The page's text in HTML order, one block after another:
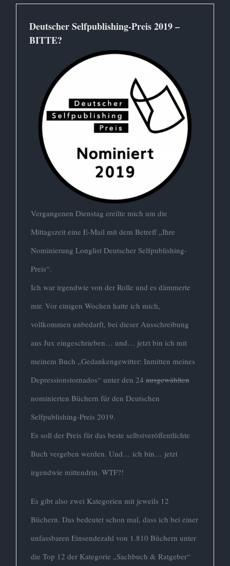
Deutscher Selfpublishing-Preis 2019 –
BITTE?
Vergangenen Dienstag ereilte mich um die
Mittagszeit eine E-Mail mit dem Betreff „Ihre
Nominierung Longlist Deutscher Selfpublishing-
Preis“.
Ich war irgendwie von der Rolle und es dämmerte
mir. Vor einigen Wochen hatte ich mich,
vollkommen unbedarft, bei dieser Ausschreibung
aus Jux eingeschrieben… und… jetzt bin ich mit
meinem Buch „Gedankengewitter: Inmitten meines
Depressionstornados“ unter den 24ausgewählten
nominierten Büchern für den Deutschen
Selfpublishing-Preis 2019.
Es soll der Preis für das beste selbstveröffentlichte
Buch vergeben werden. Und… ich bin… jetzt
irgendwie mittendrin. WTF?!
Es gibt also zwei Kategorien mit jeweils 12
Büchern. Das bedeutet schon mal, dass ich bei einer
unfassbaren Einsendezahl von 1.810 Büchern unter
die Top 12 der Kategorie „Sachbuch & Ratgeber“